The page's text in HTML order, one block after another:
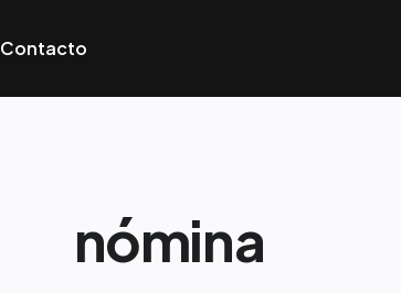
Contacto
nómina